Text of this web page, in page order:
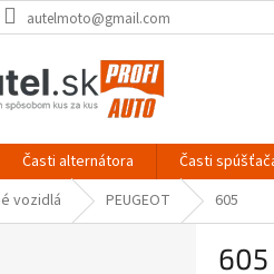
autelmoto@gmail.com
Časti alternátora Časti
vozidlá PEUGEOT 605
605